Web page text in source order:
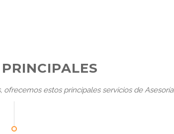
estos principales servicios de Asesoría